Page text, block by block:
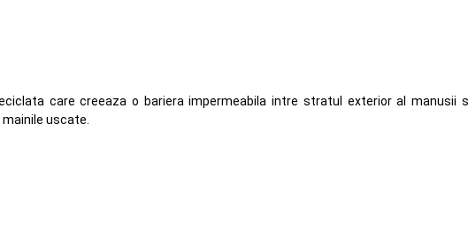
care creeaza o bariera impermeabila intre stratul exterior al
uscate.